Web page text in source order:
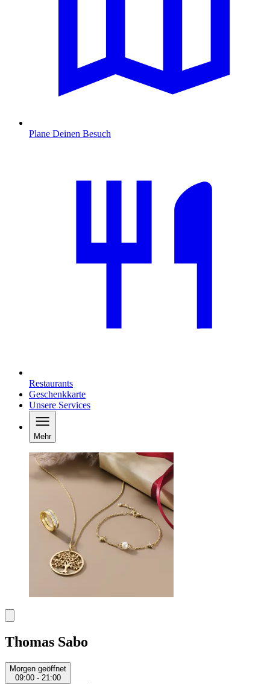
Plane Deinen Besuch
Restaurants
Geschenkkarte
Unsere Services
Mehr
Thomas Sabo
Morgen geöffnet
09:00 - 21:00